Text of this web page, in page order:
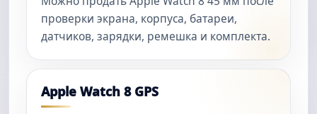
проверки экрана, корпуса, батареи,
датчиков, зарядки, ремешка и комплекта.
Apple Watch 8 GPS